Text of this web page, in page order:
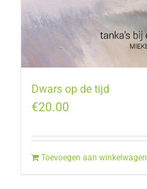
Dwars op de tijd
€20.00
Toevoegen aan winkelwagen